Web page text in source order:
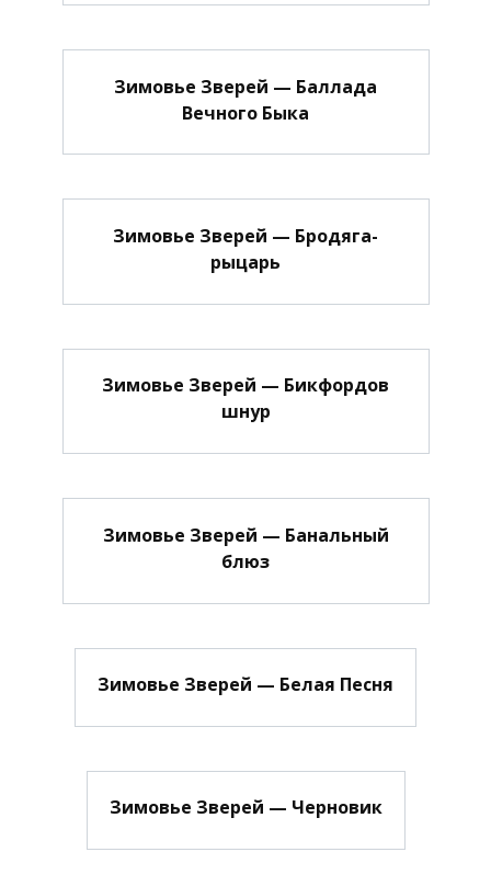
Зимовье Зверей — Баллада
Вечного Быка
Зимовье Зверей — Бродяга-
рыцарь
Зимовье Зверей — Бикфордов
шнур
Зимовье Зверей — Банальный
блюз
Зимовье Зверей — Белая Песня
Зимовье Зверей — Черновик